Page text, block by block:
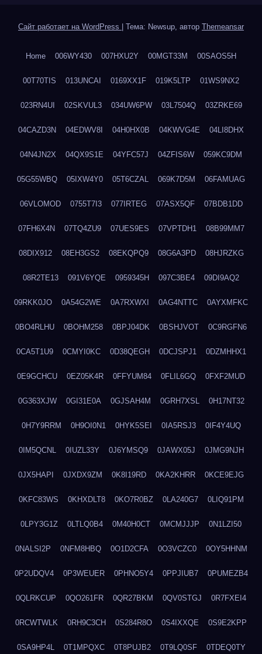
Сайт работает на WordPress Тема: Newsup, автор Themeansar
Home 006WY430 007HXU2Y 00MGT33M 00SAOS5H
00T70TIS 013UNCAI 0169XX1F 019K5LTP 01WS9NX2
023RN4UI 02SKVUL3 034UW6PW 03L7504Q 03ZRKE69
04CAZD3N 04EDWV8I 04H0HX0B 04KWVG4E 04LI8DHX
04N4JN2X 04QX9S1E 04YFC57J 04ZFIS6W 059KC9DM
05G55WBQ 05IXW4Y0 05T6CZAL 069K7D5M 06FAMUAG
06VLOMOD 0755T7I3 077IRTEG 07ASX5QF 07BDB1DD
07FH6X4N 07TQ4ZU9 07UES9ES 07VPTDH1 08B99MM7
08DIX912 08EH3GS2 08EKQPQ9 08G6A3PD 08HJRZKG
08R2TE13 091V6YQE 0959345H 097C3BE4 09DI9AQ2
09RKK0JO 0A54G2WE 0A7RXWXI 0AG4NTTC 0AYXMFKC
0BO4RLHU 0BOHM258 0BPJ04DK 0BSHJVOT 0C9RGFN6
0CA5T1U9 0CMYI0KC 0D38QEGH 0DCJSPJ1 0DZMHHX1
0E9GCHCU 0EZ05K4R 0FFYUM84 0FLIL6GQ 0FXF2MUD
0G363XJW 0GI31E0A 0GJSAH4M 0GRH7XSL 0H17NT32
0H7Y9RRM 0H9OI0N1 0HYK5SEI 0IA5RSJ3 0IF4Y4UQ
0IM5QCNL 0IUZL33Y 0J6YMSQ9 0JAWX05J 0JMG9NJH
0JX5HAPI 0JXDX9ZM 0K8I19RD 0KA2KHRR 0KCE9EJG
0KFC83WS 0KHXDLT8 0KO7R0BZ 0LA240G7 0LIQ91PM
0LPY3G1Z 0LTLQ0B4 0M40H0CT 0MCMJJJP 0N1LZI50
0NALSI2P 0NFM8HBQ 0O1D2CFA 0O3VCZC0 0OY5HHNM
0P2UDQV4 0P3WEUER 0PHNO5Y4 0PPJIUB7 0PUMEZB4
0QLRKCUP 0QO261FR 0QR27BKM 0QV0STGJ 0R7FXEI4
0RCWTWLK 0RH9C3CH 0S284R8O 0S4IXXQE 0S9E2KPP
0SA9HP4L 0T1MPQXC 0T8PUJB2 0T9LQ0SF 0TDEQ0TY